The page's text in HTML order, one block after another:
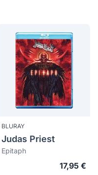
BLURAY
Judas Priest
Epitaph
17,95 €